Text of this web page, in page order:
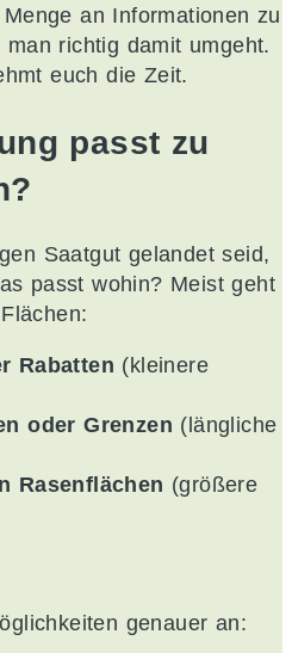
an Informationen zu
richtig damit umgeht.
euch die Zeit.
passt zu
Saatgut gelandet seid,
passt wohin? Meist geht
Rabatten (kleinere
oder Grenzen (längliche
Rasenflächen (größere
genauer an: